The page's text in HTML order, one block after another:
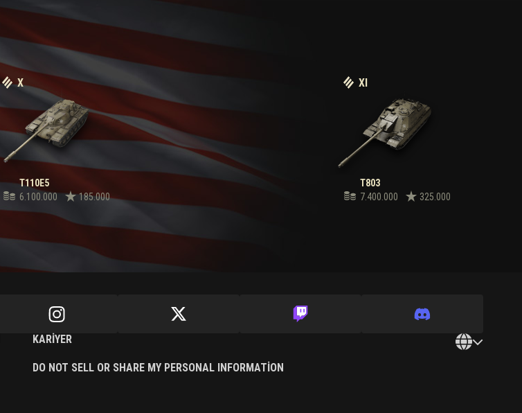
T110E5
6.100.000
185.000
X
T803
7.400.000
325.000
XI
KARIYER
DO NOT SELL OR SHARE MY PERSONAL INFORMATION